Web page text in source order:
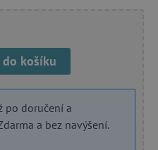
košíku
po doručení a
a bez navýšení.